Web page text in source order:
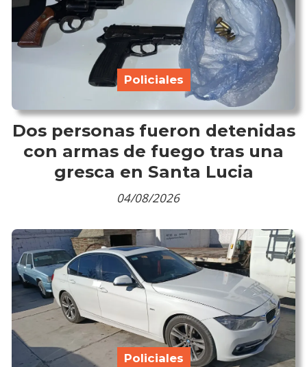
Dos personas fueron detenidas
con armas de fuego tras una
gresca en Santa Lucia
Policiales
04/08/2026
Policiales